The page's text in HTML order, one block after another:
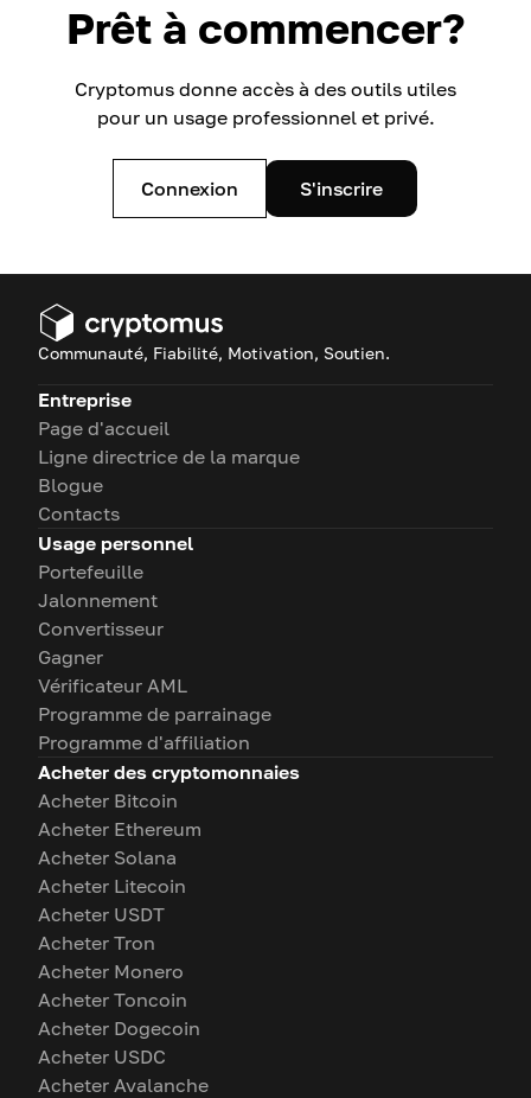
Prêt à commencer?
Cryptomus donne accès à des outils utiles
pour un usage professionnel et privé.
Connexion S'inscrire
Communauté, Fiabilité, Motivation, Soutien.
Entreprise
Page d'accueil
Ligne directrice de la marque
Blogue
Contacts
Usage personnel
Portefeuille
Jalonnement
Convertisseur
Gagner
Vérificateur AML
Programme de parrainage
Programme d'affiliation
Acheter des cryptomonnaies
Acheter Bitcoin
Acheter Ethereum
Acheter Solana
Acheter Litecoin
Acheter USDT
Acheter Tron
Acheter Monero
Acheter Toncoin
Acheter Dogecoin
Acheter USDC
Acheter Avalanche